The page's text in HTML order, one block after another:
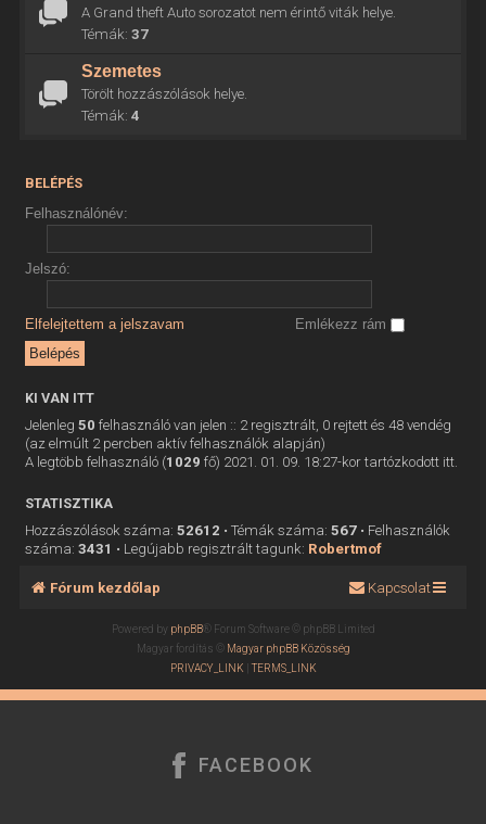
A Grand theft Auto sorozatot nem érintő viták helye.
Témák: 37
Szemetes
Törölt hozzászólások helye.
Témák: 4
BELÉPÉS
Felhasználónév:
Jelszó:
Elfelejtettem a jelszavam Emlékezz rám
KI VAN ITT
Jelenleg 50 felhasználó van jelen :: 2 regisztrált, 0 rejtett és 48 vendég
(az elmúlt 2 percben aktív felhasználók alapján)
A legtöbb felhasználó (1029 fő) 2021. 01. 09. 18:27-kor tartózkodott itt.
STATISZTIKA
Hozzászólások száma: 52612 • Témák száma: 567• Felhasználók
száma: 3431 • Legújabb regisztrált tagunk: Robertmof
Fórum kezdőlap Kapcsolat
Powered by phpBB® Forum Software © phpBB Limited
Magyar fordítás © Magyar phpBB Közösség
PRIVACY_LINK |TERMS_LINK
FACEBOOK